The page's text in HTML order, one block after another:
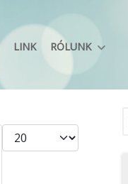
LINK RÓLUNK
Tételek #